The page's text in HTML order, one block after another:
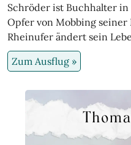
Schröder ist Buchhalter
Opfer von Mobbing seiner
Rheinufer ändert sein
Zum Ausflug »